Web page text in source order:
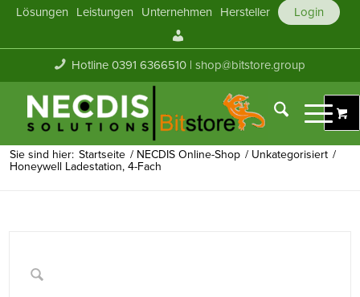
Lösungen Leistungen Unternehmen Hersteller
Login
Konto
Hotline 0391 6366510 |shop@bitstore.group
Sie sind hier: Startseite / NECDIS Online-Shop / Unkategorisiert /
Honeywell Ladestation, 4-Fach